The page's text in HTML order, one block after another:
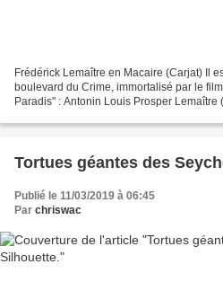
Frédérick Lemaître en Macaire (Carjat) Il
boulevard du Crime, immortalisé par le
Paradis" : Antonin Louis Prosper
Tortues géantes des
Publié le 11/03/2019 à 06:45
Par chriswac